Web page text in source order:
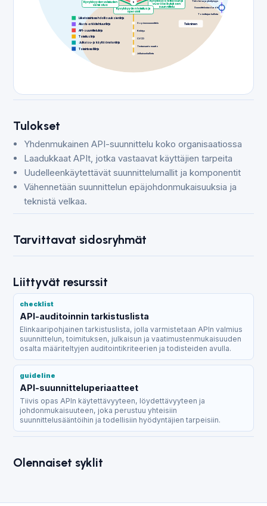
Tekninen
Tietoturva ja yksityisyys
Suunnittelustandardit
Toimittajan hallinta
Sopimussuunnittelu
Kehitys
CI/CD
Testausautomaatio
Julkaisunhallinta
Kyvykkyysratkaisun ja
vuorovaikutuksen
suunnittelu
5
Kyvykkyyden toimitus ja
operointi
Kyvykkyyden valmiuden
varmistus
Liiketoimintamahdollisuuksien linja
Alusta-arkkitehtuurilinja
API-suunnittelulinja
Toimituslinja
Julkaisu- ja käyttöönoton linja
Toimintamallilinja
Tulokset
Yhdenmukainen API-suunnittelu koko organisaatiossa
Laadukkaat APIt, jotka vastaavat käyttäjien tarpeita
Uudelleenkäytettävät suunnittelumallit ja komponentit
Vähennetään suunnittelun epäjohdonmukaisuuksia ja
teknistä velkaa.
Tarvittavat sidosryhmät
Liittyvät resurssit
checklist
API-auditoinnin tarkistuslista
Elinkaaripohjainen tarkistuslista, jolla varmistetaan APIn valmius
suunnittelun, toimituksen, julkaisun ja vaatimustenmukaisuuden
osalta määriteltyjen auditointikriteerien ja todisteiden avulla.
guideline
API-suunnitteluperiaatteet
Tiivis opas APIn käytettävyyteen, löydettävyyteen ja
johdonmukaisuuteen, joka perustuu yhteisiin
suunnittelusääntöihin ja todellisiin hyödyntäjien tarpeisiin.
Olennaiset syklit